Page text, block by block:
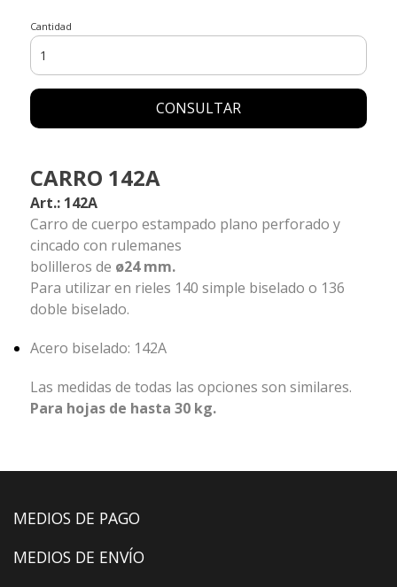
Cantidad
CONSULTAR
CARRO 142A
Art.: 142A
Carro de cuerpo estampado plano perforado y
cincado con rulemanes
bolilleros de ø24 mm.
Para utilizar en rieles 140 simple biselado o 136
doble biselado.
Acero biselado: 142A
Las medidas de todas las opciones son similares.
Para hojas de hasta 30 kg.
MEDIOS DE PAGO
MEDIOS DE ENVÍO